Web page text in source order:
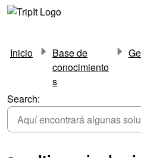
Saltar al contenido principal
Inicio
Base de
conocimiento
s
Search: